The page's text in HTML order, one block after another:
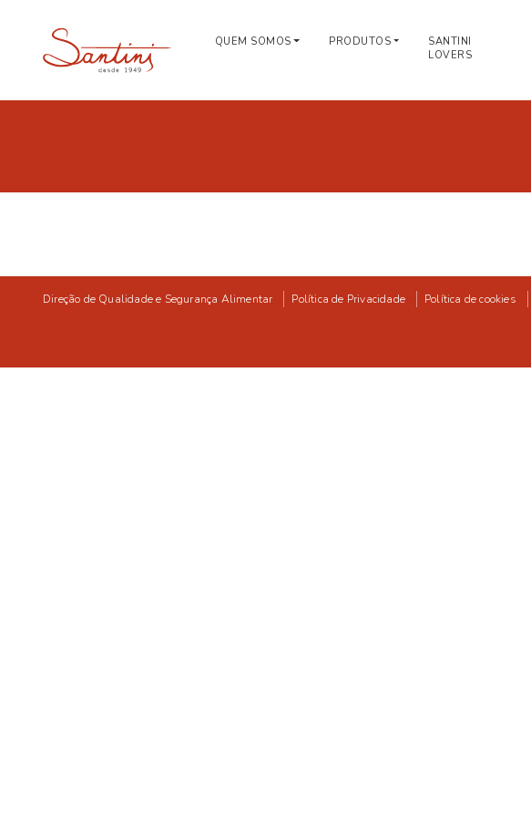
QUEM SOMOS PRODUTOS
SANTINI
LOVERS
Direção de Qualidade e Segurança Alimentar Política de Privacidade Política de cookies